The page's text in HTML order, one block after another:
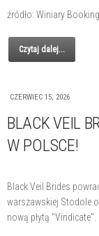
źródło: Winiary
Czytaj dalej...
CZERWIEC 15, 2026
BLACK VEIL
W POLSCE!
Black Veil Brides
warszawskiej Stodole
nową płytą "Vindicate".